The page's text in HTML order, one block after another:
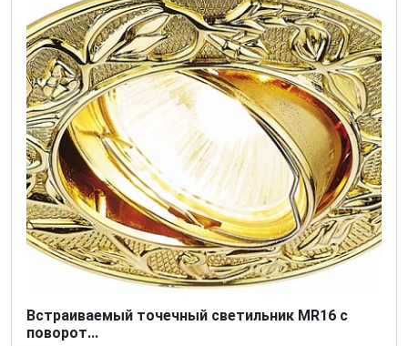
Встраиваемый точечный светильник MR16 с
поворот...